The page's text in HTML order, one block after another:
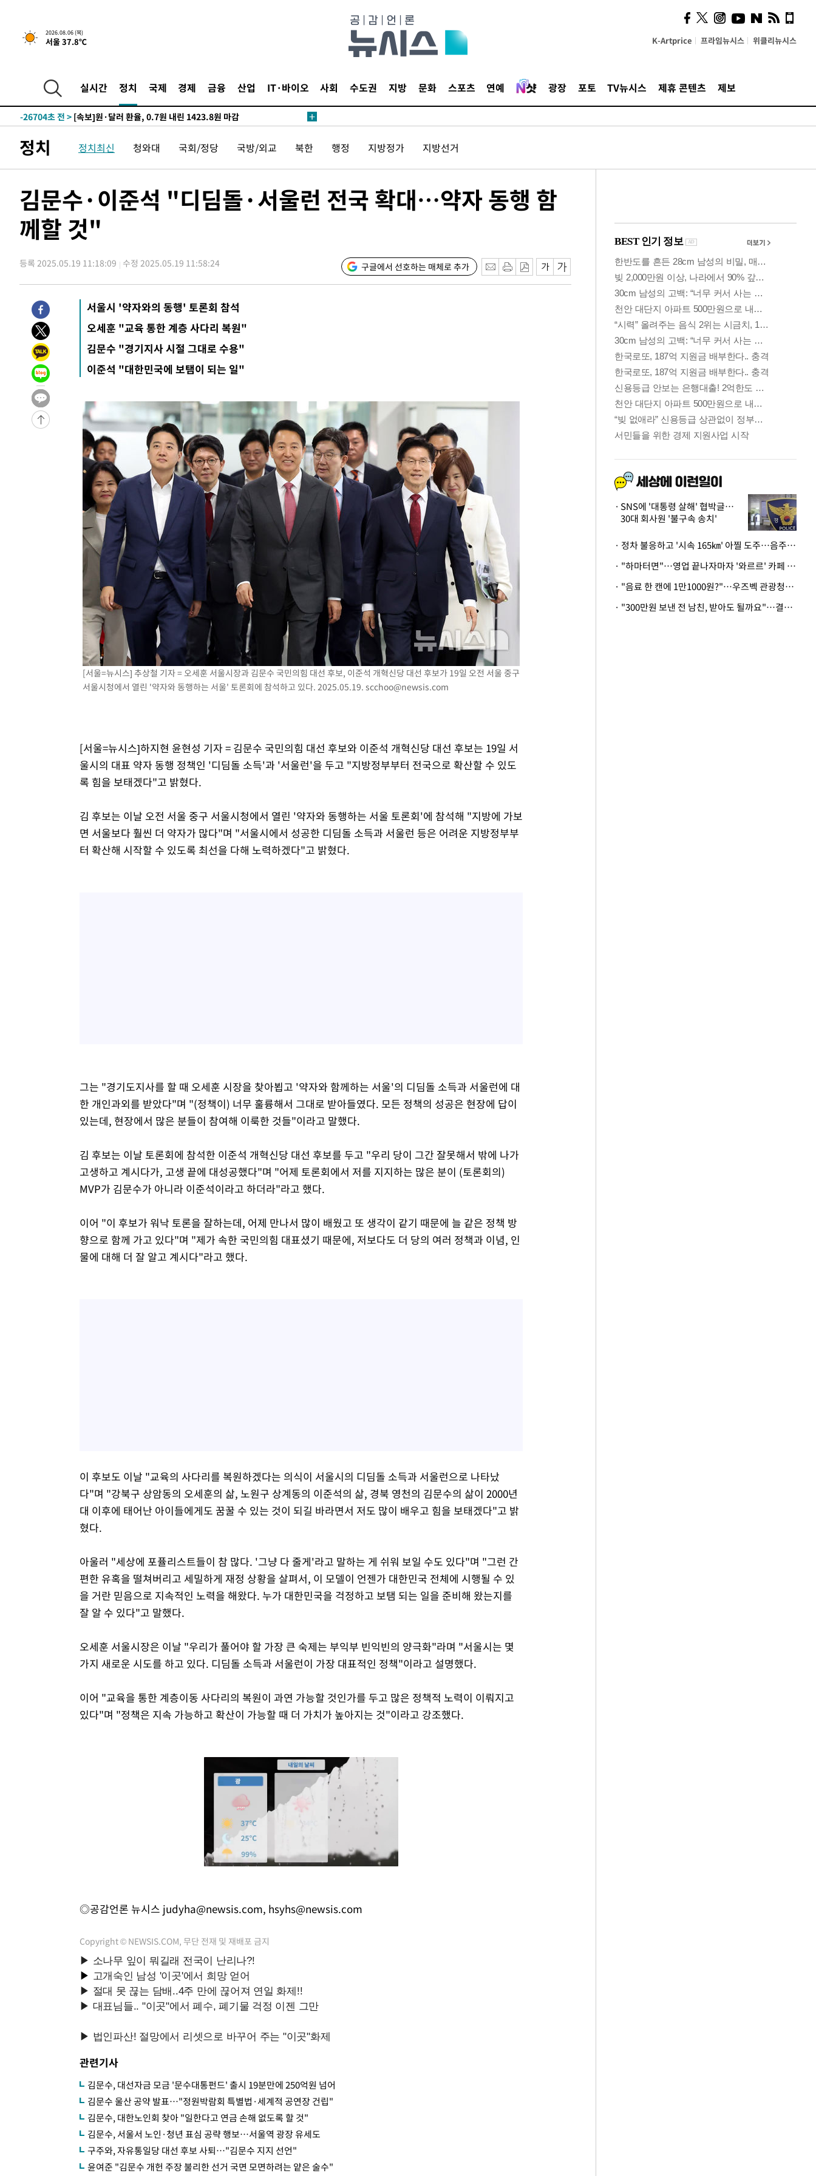
2026.08.06 (목)
서울 37.8℃ K-Artprice 프라임뉴시스 위클리뉴시스
실시간 정치 국제 경제 금융 산업 IT·바이오 사회 수도권 지방 문화 스포츠 연예 광장 포토 TV뉴시스 제휴 콘텐츠 제보
-31412초 전 >'월드컵 탈락 후폭풍' 축구협회…초유의 압수수색에 '충격·당황'
-31252초 전 >서울 낮 37.9도, 올여름 최고치 경신…영등포 순간 '40도'
-26909초 전 >
-26839초 전 >
[속보]코스피, 301.88포인트(4.58%) 내린 6296.38 마감
-26704초 전 > [속보]원·달러 환율, 0.7원 내린 1423.8원 마감
-24303초 전 >"여기 떨어졌다"…다누리, 스페이스X 로켓 달 충돌 흔적 포착
-21348초 전 >
손흥민, 5경기 연속골 실패…LAFC는 승부차기 끝 과달라하라 격파
-13564초 전 >"美간섭에 합의 지연"…트럼프, '이란 호르무즈 통제권' 수용할까
-10084초 전 >[속보]산업장관 "李정부, 원전 반대 안해…안정 전력 위해 불가피"
-8781초 전 >
[속보]경찰, '홍명보 선임 논란' 대한축구협회·축구회관 등 압수수색
-7961초 전 >[속보]코스피 매도사이드카 발동…4%대 급락
-7233초 전 >[속보]전남광주 초대 시민추천 부시장에 백승주·윤난실
-4794초 전 >
서울 열대야 15일째 지속…비공식 '초열대야' 30도 넘어
-31984초 전 >
'낮 최고 39도' 불볕더위…한밤 열대야도 계속[내일날씨]
-31943초 전 >
[속보]7~9일 프로야구 3연전도 폭염 취소…11일 재개
-31605초 전 >
"韓 외환시장 개입 관측 배경엔 美의 대한국 무역적자 있어"
-31432초 전 >
'월드컵 탈락 후폭풍' 축구협회…초유의 압수수색에 '충격·당황'
-31272초 전 >
-30834초 전 >
[속보]종합특검, 대검 추가 압수수색…내란 중요임무종사 혐의
-26929초 전 >
[속보]코스닥, 800p 회복…0.26% 오른 801.67 마감
[속보]코스피, 301.88포인트(4.58%) 내린 6296.38 마감
[속보]원·달러 환율, 0.7원 내린 1423.8원 마감
"여기 떨어졌다"…다누리, 스페이스X 로켓 달 충돌 흔적 포착
손흥민, 5경기 연속골 실패…LAFC는 승부차기 끝 과달라하라 격파
내일까지 39도 '펄펄'…기상청 "태풍 지나며 폭염 잠시 꺾인다"
트럼프, 한국계 진보 주지사 후보 맹공…"공산주의가 최대 위협"
"美간섭에 합의 지연"…트럼프, '이란 호르무즈 통제권' 수용할까
[속보]산업장관 "李정부, 원전 반대 안해…안정 전력 위해 불가피"
[속보]경찰, '홍명보 선임 논란' 대한축구협회·축구회관 등 압수수색
[속보]산업장관 "美무역법 제301조 과잉생산 결과 발표 8월 중 예상
[속보]코스피 매도사이드카 발동…4%대 급락
[속보]전남광주 초대 시민추천 부시장에 백승주·윤난실
서울 열대야 15일째 지속…비공식 '초열대야' 30도 넘어
정치 정치최신 청와대 국회/정당 국방/외교 북한 행정 지방정가 지방선거
김문수·이준석 "디딤돌·서울런 전국 확대…약자 동행 함
께할 것"
등록 2025.05.19 11:18:09 수정 2025.05.19 11:58:24 구글에서 선호하는 매체로 추가
서울시 '약자와의 동행' 토론회 참석
오세훈 "교육 통한 계층 사다리 복원"
김문수 "경기지사 시절 그대로 수용"
이준석 "대한민국에 보탬이 되는 일"
[서울=뉴시스] 추상철 기자 = 오세훈 서울시장과 김문수 국민의힘 대선 후보, 이준석 개혁신당 대선 후보가 19일 오전 서울 중구
서울시청에서 열린 '약자와 동행하는 서울' 토론회에 참석하고 있다. 2025.05.19. scchoo@newsis.com
[서울=뉴시스]하지현 윤현성 기자 = 김문수 국민의힘 대선 후보와 이준석 개혁신당 대선 후보는 19일 서
울시의 대표 약자 동행 정책인 '디딤돌 소득'과 '서울런'을 두고 "지방정부부터 전국으로 확산할 수 있도
록 힘을 보태겠다"고 밝혔다.
김 후보는 이날 오전 서울 중구 서울시청에서 열린 '약자와 동행하는 서울 토론회'에 참석해 "지방에 가보
면 서울보다 훨씬 더 약자가 많다"며 "서울시에서 성공한 디딤돌 소득과 서울런 등은 어려운 지방정부부
터 확산해 시작할 수 있도록 최선을 다해 노력하겠다"고 밝혔다.
그는 "경기도지사를 할 때 오세훈 시장을 찾아뵙고 '약자와 함께하는 서울'의 디딤돌 소득과 서울런에 대
한 개인과외를 받았다"며 "(정책이) 너무 훌륭해서 그대로 받아들였다. 모든 정책의 성공은 현장에 답이
있는데, 현장에서 많은 분들이 참여해 이룩한 것들"이라고 말했다.
김 후보는 이날 토론회에 참석한 이준석 개혁신당 대선 후보를 두고 "우리 당이 그간 잘못해서 밖에 나가
고생하고 계시다가, 고생 끝에 대성공했다"며 "어제 토론회에서 저를 지지하는 많은 분이 (토론회의)
MVP가 김문수가 아니라 이준석이라고 하더라"라고 했다.
이어 "이 후보가 워낙 토론을 잘하는데, 어제 만나서 많이 배웠고 또 생각이 같기 때문에 늘 같은 정책 방
향으로 함께 가고 있다"며 "제가 속한 국민의힘 대표셨기 때문에, 저보다도 더 당의 여러 정책과 이념, 인
물에 대해 더 잘 알고 계시다"라고 했다.
이 후보도 이날 "교육의 사다리를 복원하겠다는 의식이 서울시의 디딤돌 소득과 서울런으로 나타났
다"며 "강북구 상암동의 오세훈의 삶, 노원구 상계동의 이준석의 삶, 경북 영천의 김문수의 삶이 2000년
대 이후에 태어난 아이들에게도 꿈꿀 수 있는 것이 되길 바라면서 저도 많이 배우고 힘을 보태겠다"고 밝
혔다.
아울러 "세상에 포퓰리스트들이 참 많다. '그냥 다 줄게'라고 말하는 게 쉬워 보일 수도 있다"며 "그런 간
편한 유혹을 떨쳐버리고 세밀하게 재정 상황을 살펴서, 이 모델이 언젠가 대한민국 전체에 시행될 수 있
을 거란 믿음으로 지속적인 노력을 해왔다. 누가 대한민국을 걱정하고 보탬 되는 일을 준비해 왔는지를
잘 알 수 있다"고 말했다.
오세훈 서울시장은 이날 "우리가 풀어야 할 가장 큰 숙제는 부익부 빈익빈의 양극화"라며 "서울시는 몇
가지 새로운 시도를 하고 있다. 디딤돌 소득과 서울런이 가장 대표적인 정책"이라고 설명했다.
이어 "교육을 통한 계층이동 사다리의 복원이 과연 가능할 것인가를 두고 많은 정책적 노력이 이뤄지고
있다"며 "정책은 지속 가능하고 확산이 가능할 때 더 가치가 높아지는 것"이라고 강조했다.
Mute
◎공감언론 뉴시스 judyha@newsis.com, hsyhs@newsis.com
Copyright © NEWSIS.COM, 무단 전재 및 재배포 금지
관련기사
김문수, 대선자금 모금 '문수대통펀드' 출시 19분만에 250억원 넘어
김문수 울산 공약 발표…"정원박람회 특별법·세계적 공연장 건립"
김문수, 대한노인회 찾아 "일한다고 연금 손해 없도록 할 것"
김문수, 서울서 노인·청년 표심 공략 행보…서울역 광장 유세도
구주와, 자유통일당 대선 후보 사퇴…"김문수 지지 선언"
윤여준 "김문수 개헌 주장 불리한 선거 국면 모면하려는 얕은 술수"
의견, 국토부·LH에 충실히
전달할 것"
SNS에 '대통령 살해' 협박글…
30대 회사원 '불구속 송치'
· 정차 불응하고 '시속 165㎞' 아찔 도주…음주운전자 체포
· "하마터면"…영업 끝나자마자 '와르르' 카페 테라스 덮친 대리석 외벽
· "음료 한 캔에 1만1000원?"…우즈벡 관광청까지 나섰다, 유튜버 폭로 후폭풍
· "300만원 보낸 전 남친, 받아도 될까요"…결혼 앞둔 예비신부의 뜻밖 고충